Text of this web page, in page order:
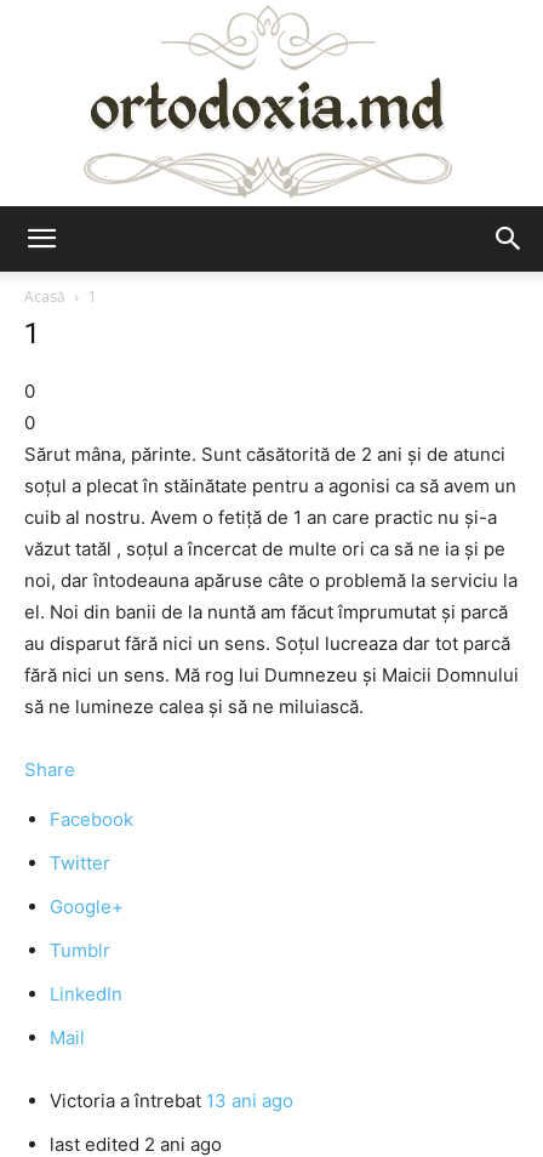
Acasă
1
1
0
0
Sărut mâna, părinte. Sunt căsătorită de 2 ani şi de atunci
soţul a plecat în stăinătate pentru a agonisi ca să avem un
cuib al nostru. Avem o fetiţă de 1 an care practic nu şi-a
văzut tatăl , soţul a încercat de multe ori ca să ne ia şi pe
noi, dar întodeauna apăruse câte o problemă la serviciu la
el. Noi din banii de la nuntă am făcut împrumutat şi parcă
au disparut fără nici un sens. Soţul lucreaza dar tot parcă
fără nici un sens. Mă rog lui Dumnezeu şi Maicii Domnului
să ne lumineze calea şi să ne miluiască.
Share
Facebook
Twitter
Google+
Tumblr
LinkedIn
Mail
Victoria a întrebat 13 ani ago
last edited 2 ani ago